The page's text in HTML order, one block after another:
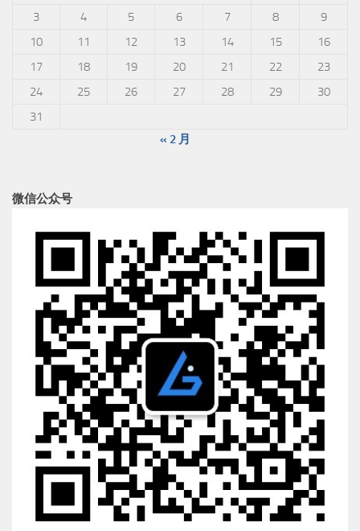
3
4 5 6 7 8
9
10
11 12 13 14 15
16
17
18 19 20 21 22
23
24
25 26 27 28 29
30
31
« 2 月
微信公众号